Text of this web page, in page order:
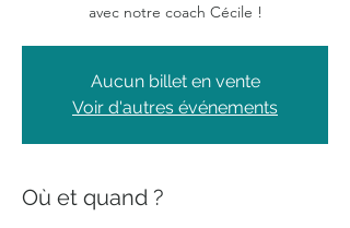
avec notre coach Cécile !
Aucun billet en vente
Voir d'autres événements
Où et quand ?